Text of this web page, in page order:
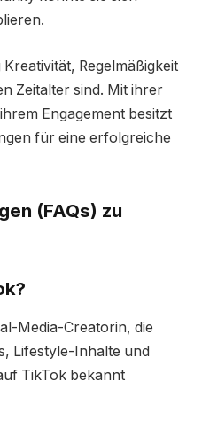
Regelmäßigkeit
Zeitalter sind. Mit ihrer
Engagement besitzt
für eine erfolgreiche
(FAQs) zu
Media-Creatorin, die
Lifestyle-Inhalte und
TikTok bekannt